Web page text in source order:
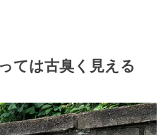
ては古臭く見える